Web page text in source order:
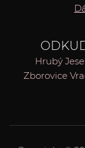
Hrubý
Zborovice